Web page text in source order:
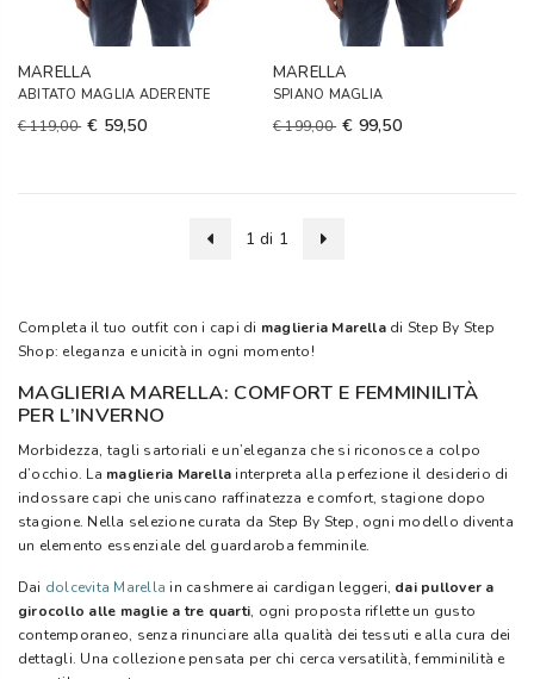
MARELLA
ABITATO MAGLIA ADERENTE
€ 119,00 € 59,50
MARELLA
SPIANO MAGLIA
€ 199,00 € 99,50
1 di 1
Completa il tuo outfit con i capi di maglieria Marelladi Step By Step
Shop: eleganza e unicità in ogni momento!
MAGLIERIA MARELLA: COMFORT E FEMMINILITÀ
PER L’INVERNO
Morbidezza, tagli sartoriali e un’eleganza che si riconosce a colpo
d’occhio. La maglieria Marella interpreta alla perfezione il desiderio di
indossare capi che uniscano raffinatezza e comfort, stagione dopo
stagione. Nella selezione curata da Step By Step, ogni modello diventa
un elemento essenziale del guardaroba femminile.
Dai dolcevita Marella in cashmere ai cardigan leggeri, dai pullover a
girocollo alle maglie a tre quarti, ogni proposta riflette un gusto
contemporaneo, senza rinunciare alla qualità dei tessuti e alla cura dei
dettagli. Una collezione pensata per chi cerca versatilità, femminilità e